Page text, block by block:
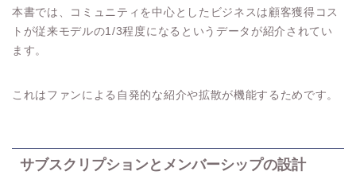
本書では、コミュニティを中心としたビジネスは顧客獲得コス
トが従来モデルの1/3程度になるというデータが紹介されてい
ます。
これはファンによる自発的な紹介や拡散が機能するためです。
サブスクリプションとメンバーシップの設計